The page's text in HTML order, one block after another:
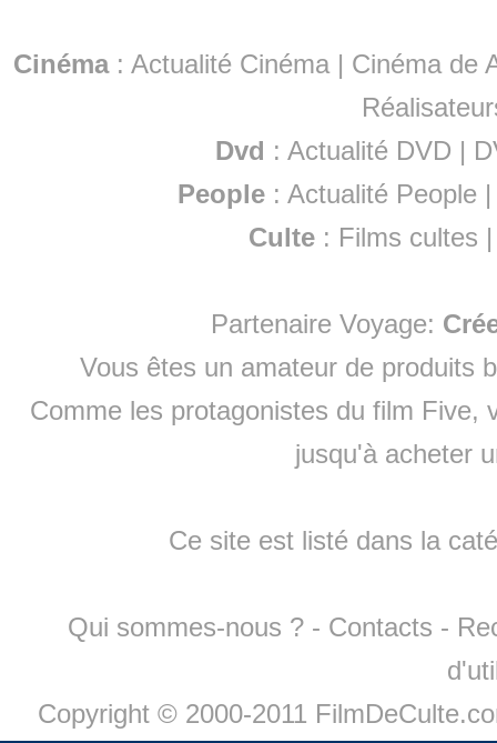
Cinéma: Actualité Cinéma | Cinéma de
Dvd : Actualité DVD |
People :Actualité People
Culte : Films cultes
Partenaire Voyage:
Vous êtes un amateur de produits
Comme les protagonistes du film Five,
jusqu'à acheter
Ce site est listé dans la
Qui sommes-nous ? - Contacts -
Copyright © 2000-2011